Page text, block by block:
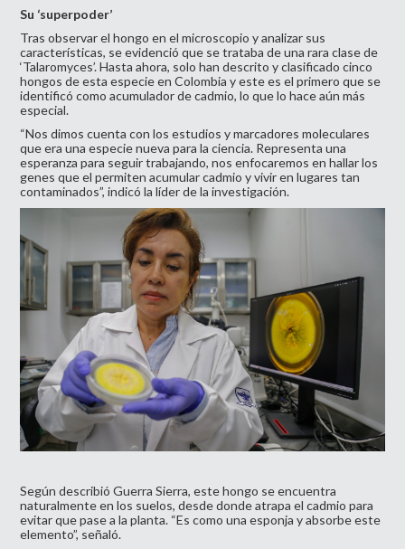
Su ‘superpoder’
Tras observar el hongo en el microscopio y analizar sus
características, se evidenció que se trataba de una rara clase de
‘Talaromyces’. Hasta ahora, solo han descrito y clasificado cinco
hongos de esta especie en Colombia y este es el primero que se
identificó como acumulador de cadmio, lo que lo hace aún más
especial.
“Nos dimos cuenta con los estudios y marcadores moleculares
que era una especie nueva para la ciencia. Representa una
esperanza para seguir trabajando, nos enfocaremos en hallar los
genes que el permiten acumular cadmio y vivir en lugares tan
contaminados”, indicó la líder de la investigación.
Según describió Guerra Sierra, este hongo se encuentra
naturalmente en los suelos, desde donde atrapa el cadmio para
evitar que pase a la planta. “Es como una esponja y absorbe este
elemento”, señaló.